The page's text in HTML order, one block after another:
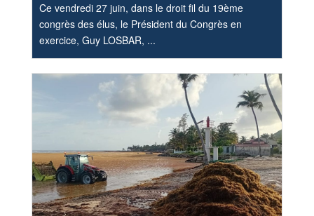
Ce vendredi 27 juin, dans le droit fil du 19ème
congrès des élus, le Président du Congrès en
exercice, Guy LOSBAR, ...